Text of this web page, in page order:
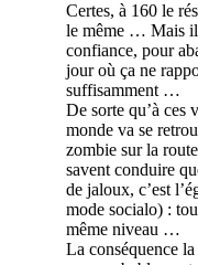
Certes, à 160 le
le même … Mais
confiance, pour
jour où ça ne
suffisamment …
De sorte qu’à ces
monde va se
zombie sur la
savent conduire
de jaloux, c’est
mode socialo) :
même niveau …
La conséquence